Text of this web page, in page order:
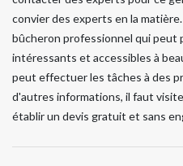
convier des experts en la
bûcheron professionnel qui peut
intéressants et accessibles à
peut effectuer les tâches à des
d'autres informations, il faut
établir un devis gratuit et sans